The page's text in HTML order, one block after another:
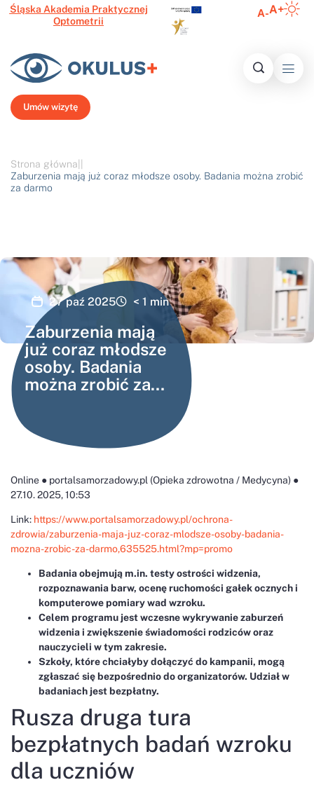
Śląska Akademia Praktycznej
Optometrii
A-A+
Umów wizytę
Strona główna
Zaburzenia mają już coraz młodsze osoby. Badania można zrobić
za darmo
27 paź 2025 < 1 min
Zaburzenia mają
już coraz młodsze
osoby. Badania
można zrobić za
Online ● portalsamorzadowy.pl (Opieka zdrowotna / Medycyna) ●
27.10. 2025, 10:53
Link: https://www.portalsamorzadowy.pl/ochrona-
zdrowia/zaburzenia-maja-juz-coraz-mlodsze-osoby-badania-
mozna-zrobic-za-darmo,635525.html?mp=promo
Badania obejmują m.in. testy ostrości widzenia,
rozpoznawania barw, ocenę ruchomości gałek ocznych i
komputerowe pomiary wad wzroku.
Celem programu jest wczesne wykrywanie zaburzeń
widzenia i zwiększenie świadomości rodziców oraz
nauczycieli w tym zakresie.
Szkoły, które chciałyby dołączyć do kampanii, mogą
zgłaszać się bezpośrednio do organizatorów. Udział w
badaniach jest bezpłatny.
Rusza druga tura
bezpłatnych badań wzroku
dla uczniów